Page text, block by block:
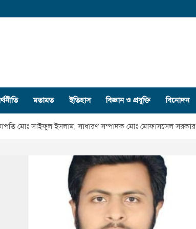
মতামত ইতিহাস বিজ্ঞান ও প্রযুক্তি বিনোদন
সভাপতি মোঃ সাইফুল ইসলাম, সাধারণ সম্পাদক মোঃ মোফাসসেল সরকার